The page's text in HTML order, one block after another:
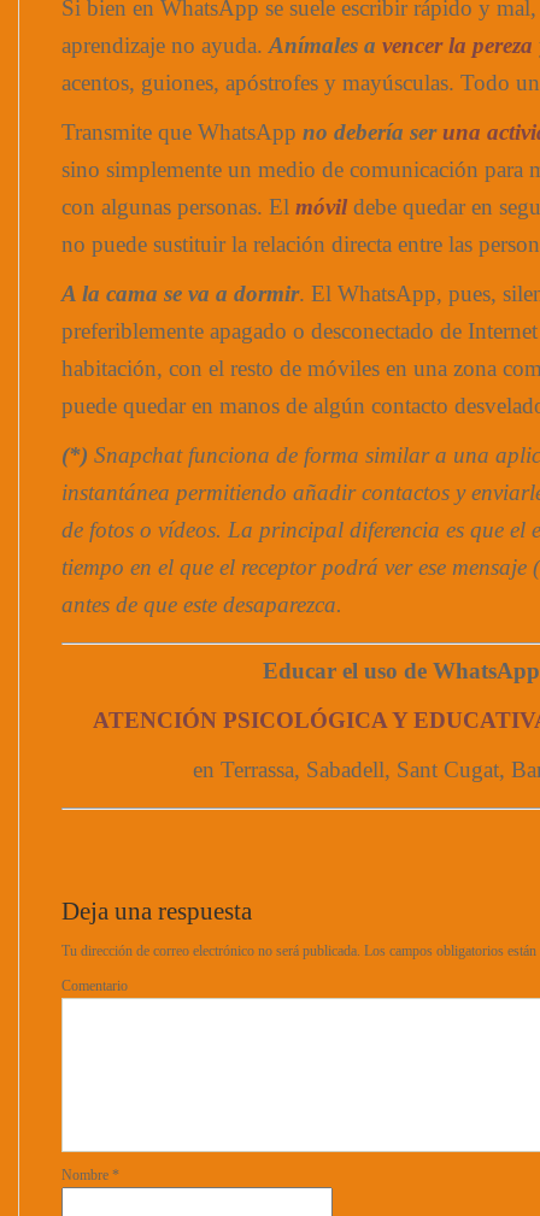
Si bien en WhatsApp se suele escribir rápido y mal,
aprendizaje no ayuda. Anímales a vencer la pereza
acentos, guiones, apóstrofes y mayúsculas. Todo
Transmite que WhatsApp no ​​debería ser una
sino simplemente un medio de comunicación para
con algunas personas. El móvil debe quedar en
no puede sustituir la relación directa entre las
A la cama se va a dormir. El WhatsApp, pues,
preferiblemente apagado o desconectado de
habitación, con el resto de móviles en una zona
puede quedar en manos de algún contacto
(*) Snapchat funciona de forma similar a una
instantánea permitiendo añadir contactos y
de fotos o vídeos. La principal diferencia es que el
tiempo en el que el receptor podrá ver ese mensaje
antes de que este desaparezca.
Educar el uso de
ATENCIÓN PSICOLÓGICA Y
en Terrassa, Sabadell, Sant Cugat,
Deja una respuesta
Tu dirección de correo electrónico no será publicada. Los campos obligatorios
Comentario
Nombre *